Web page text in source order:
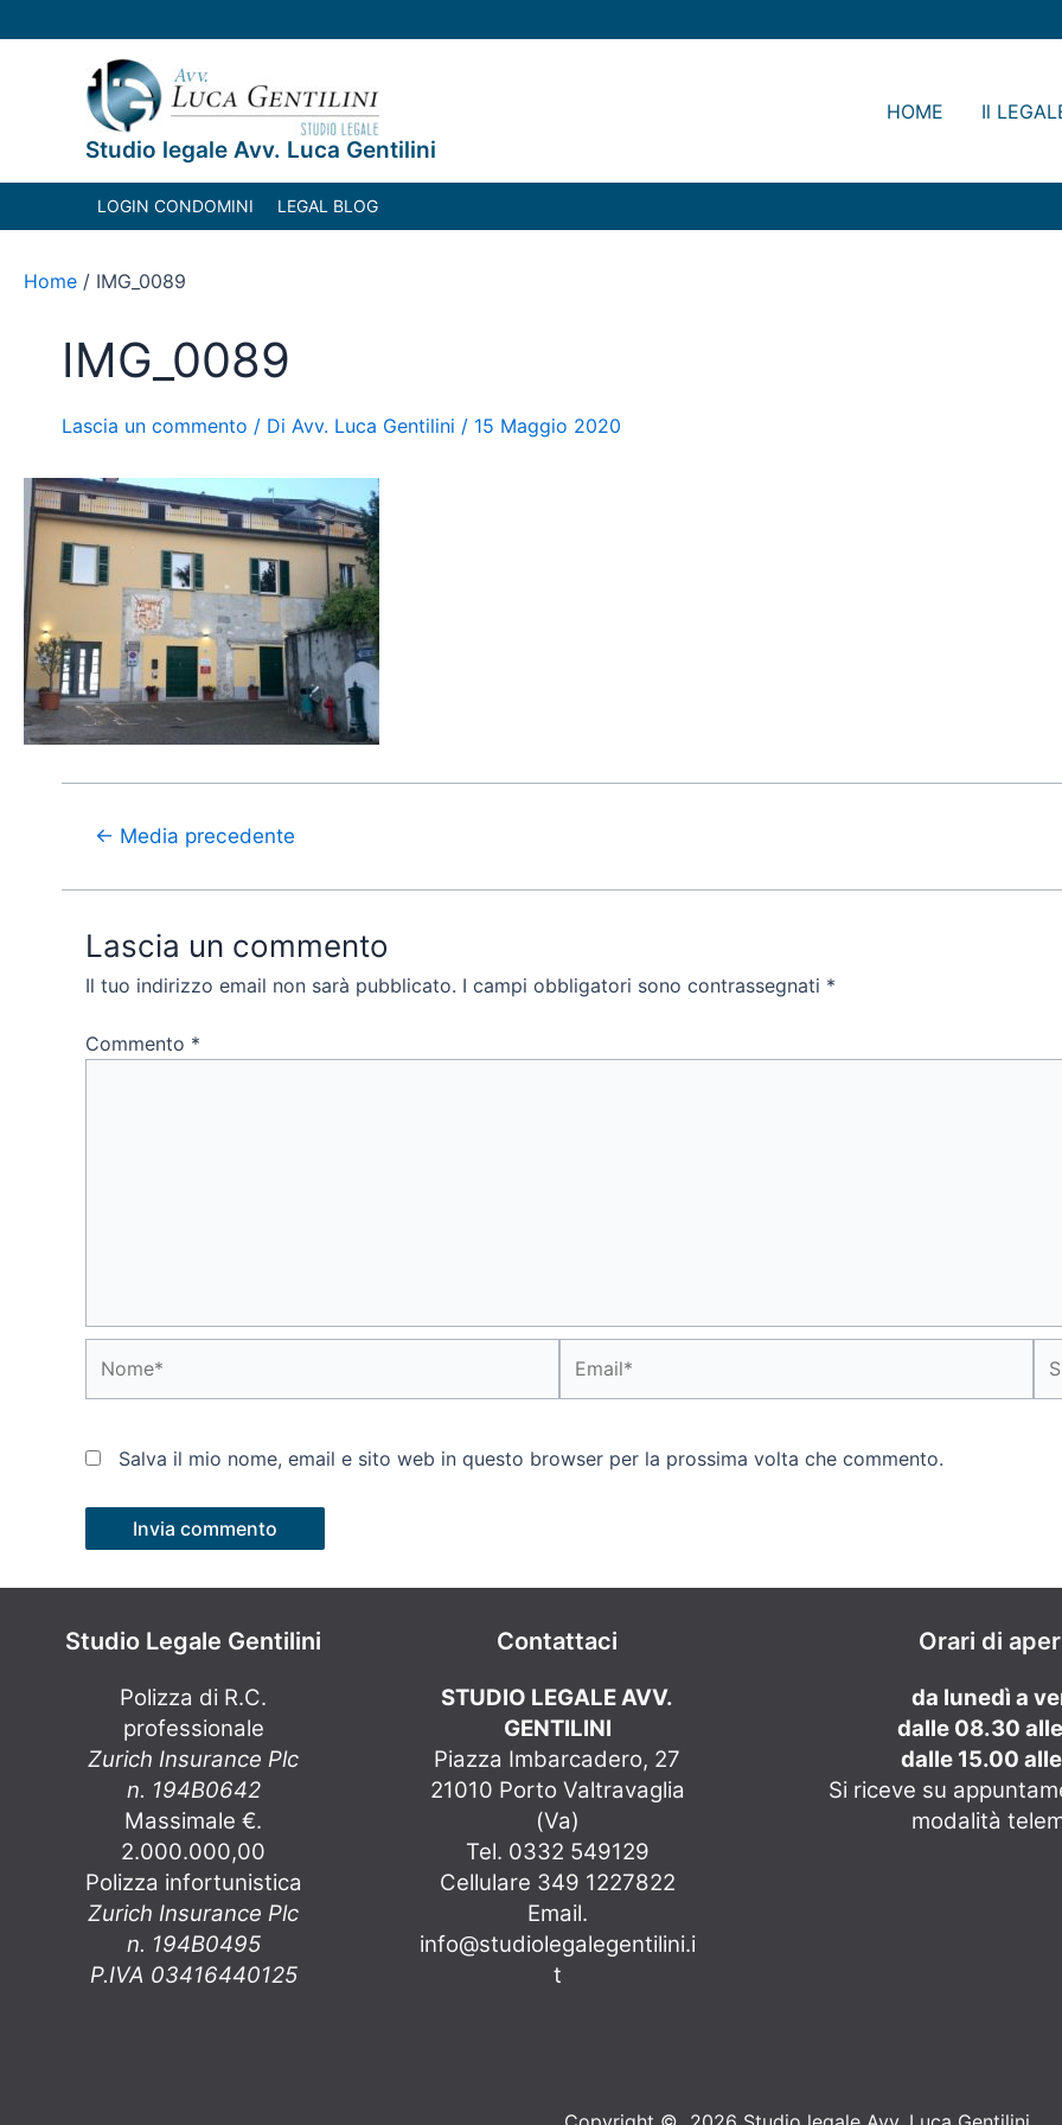
al
Studio legale Avv. Luca Gentilini
HOME Il
LOGIN CONDOMINI LEGAL BLOG
Home IMG_0089
IMG_0089
Lascia un commento / Di Avv. Luca Gentilini / 15 Maggio 2020
articoli
← Media precedente
Lascia un commento
Il tuo indirizzo email non sarà pubblicato. I campi obbligatori sono contrassegnati *
Commento *
Salva il mio nome, email e sito web in questo browser per la prossima volta che commento.
Studio Legale Gentilini
Polizza di R.C.
professionale
Zurich Insurance Plc
n. 194B0642
Massimale €.
2.000.000,00
Polizza infortunistica
Zurich Insurance Plc
n. 194B0495
P.IVA 03416440125
Contattaci
STUDIO LEGALE AVV.
GENTILINI
Piazza Imbarcadero, 27
21010 Porto Valtravaglia
(Va)
Tel. 0332 549129
Cellulare 349 1227822
Email.
info@studiolegalegentilini.i
t
Orari di
da lunedì a
dalle 08.30
dalle 15.00
Si riceve su
modalità